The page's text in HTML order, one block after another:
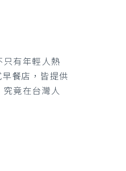
只有年輕人熱
餐店，皆提供
竟在台灣人